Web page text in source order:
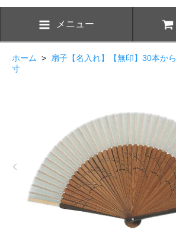
メニュー
ホーム > 扇子【名入れ】【無印】30本から
寸